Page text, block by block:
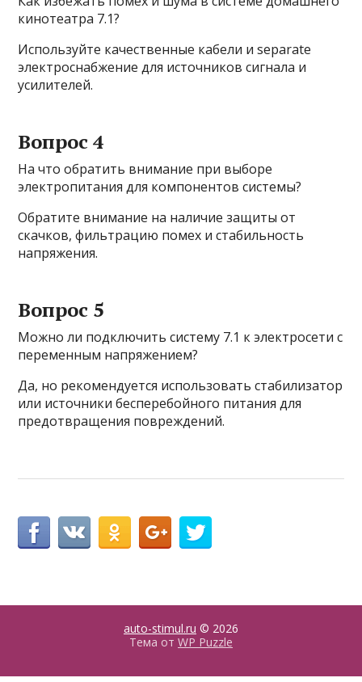
кинотеатра 7.1?
Используйте качественные кабели и separate
электроснабжение для источников сигнала и
усилителей.
Вопрос 4
На что обратить внимание при выборе
электропитания для компонентов системы?
Обратите внимание на наличие защиты от
скачков, фильтрацию помех и стабильность
напряжения.
Вопрос 5
Можно ли подключить систему 7.1 к электросети с
переменным напряжением?
Да, но рекомендуется использовать стабилизатор
или источники бесперебойного питания для
предотвращения повреждений.
auto-stimul.ru © 2026
Тема от WP Puzzle